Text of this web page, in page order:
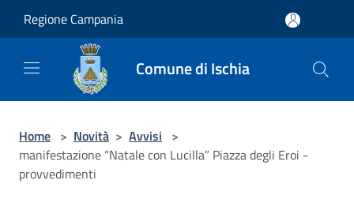
Regione Campania
Comune di Ischia
Home > Novità > Avvisi >
manifestazione “Natale con Lucilla” Piazza degli Eroi -
provvedimenti